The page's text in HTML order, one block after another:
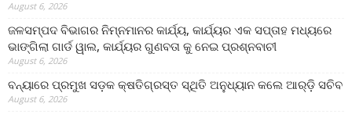
August 6, 2026
ଜଳସମ୍ପଦ ବିଭାଗର ନିମ୍ନମାନର କାର୍ଯ୍ୟ, କାର୍ଯ୍ୟର ଏକ ସପ୍ତାହ ମଧ୍ୟରେ
ଭାଙ୍ଗିଲା ଗାର୍ଡ ୱାଲ, କାର୍ଯ୍ୟର ଗୁଣବତା କୁ ନେଇ ପ୍ରଶ୍ନବାଚୀ
August 6, 2026
ବନ୍ୟାରେ ପ୍ରମୁଖ ସଡ଼କ କ୍ଷତିଗ୍ରସ୍ତ ସ୍ଥିତି ଅନୁଧ୍ୟାନ କଲେ ଆର୍‌ଡ଼ି ସଚିବ
August 6, 2026